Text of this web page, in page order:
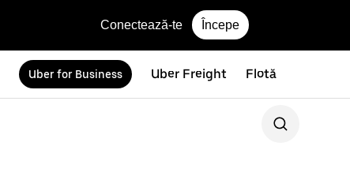
Conectează-te Începe
Uber for Business Uber Freight Flotă